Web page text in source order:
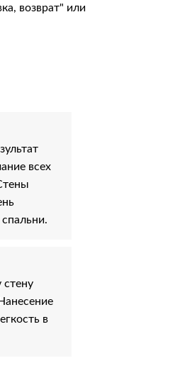
возврат" или
всех
стену
в